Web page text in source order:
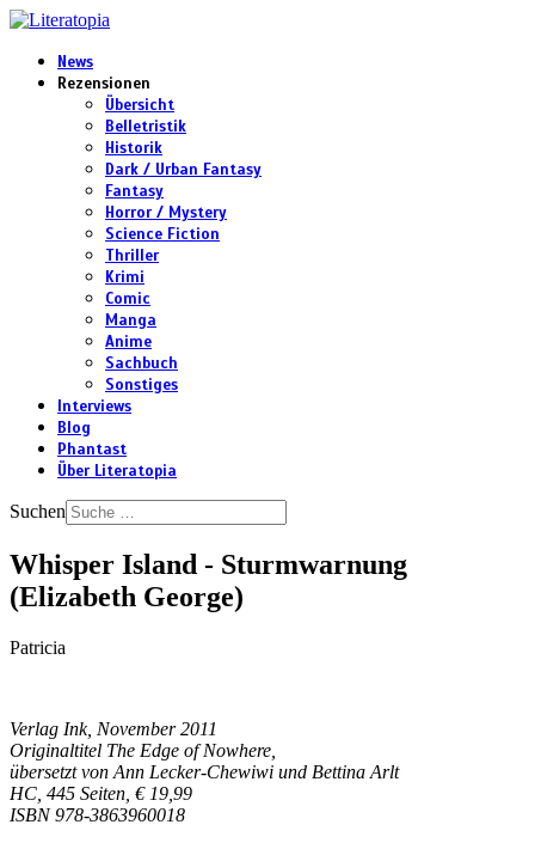
News
Rezensionen
Übersicht
Belletristik
Historik
Dark / Urban Fantasy
Fantasy
Horror / Mystery
Science Fiction
Thriller
Krimi
Comic
Manga
Anime
Sachbuch
Sonstiges
Interviews
Blog
Phantast
Über Literatopia
Suchen
Whisper Island - Sturmwarnung
(Elizabeth George)
Patricia
Verlag Ink, November 2011
Originaltitel The Edge of Nowhere,
übersetzt von Ann Lecker-Chewiwi und Bettina Arlt
HC, 445 Seiten, € 19,99
ISBN 978-3863960018